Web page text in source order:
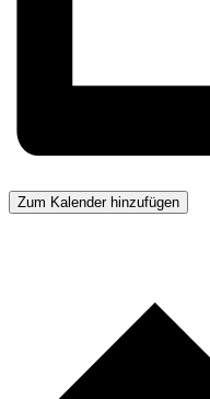
Zum Kalender hinzufügen